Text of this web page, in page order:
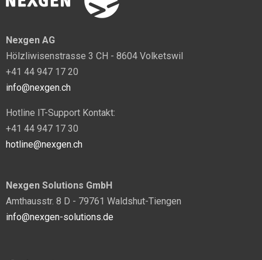
Nexgen AG
Hölzliwisenstrasse 3 CH - 8604 Volketswil
+41 44 947 17 20
info@nexgen.ch
Hotline IT-Support Kontakt:
+41 44 947 17 30
hotline@nexgen.ch
Nexgen Solutions GmbH
Amthausstr. 8 D - 79761 Waldshut-Tiengen
info@nexgen-solutions.de